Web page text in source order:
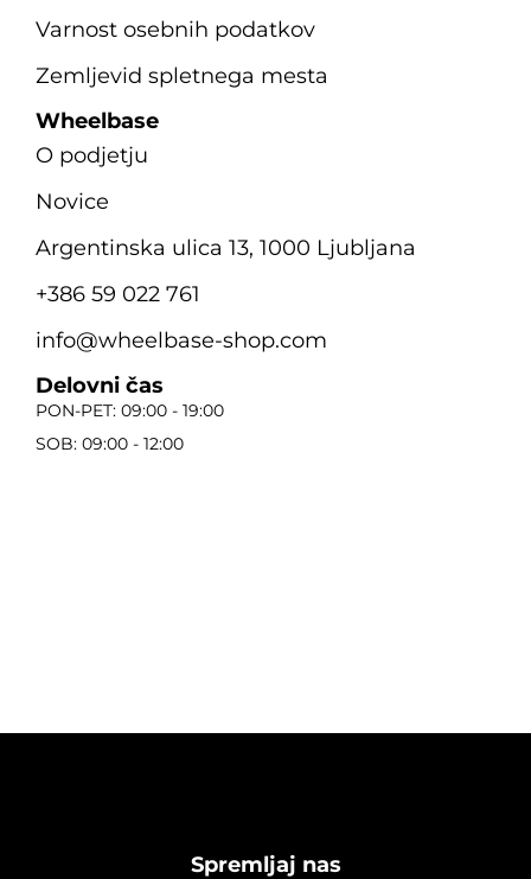
Varnost osebnih podatkov
Zemljevid spletnega mesta
Wheelbase
O podjetju
Novice
Argentinska ulica 13, 1000 Ljubljana
+386 59 022 761
info@wheelbase-shop.com
Delovni čas
PON-PET: 09:00 - 19:00
SOB: 09:00 - 12:00
Spremljaj nas